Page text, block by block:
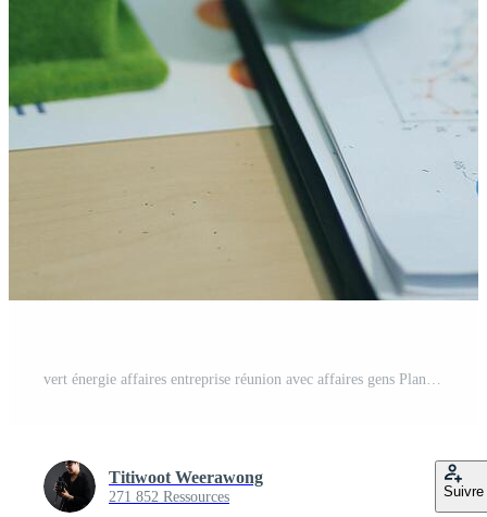
Titiwoot Weerawong
271 852 Ressources Suivre